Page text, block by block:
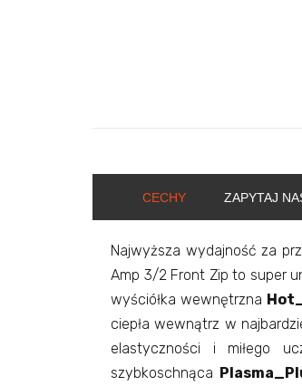
CECHY ZAPYTAJ
Najwyższa wydajność za
Amp 3/2 Front Zip to super
wyściółka wewnętrzna
ciepła wewnątrz w
elastyczności i miłego
szybkoschnąca